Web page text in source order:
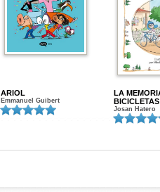
ARIOL
Emmanuel Guibert
LA
BICICLETAS
Josan Hatero